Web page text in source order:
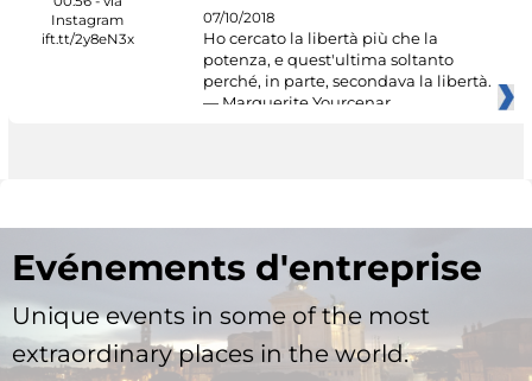
07/10/2018
Ho cercato la libertà più che la
potenza, e quest'ultima soltanto
perché, in parte, secondava la libertà.
— Marguerite Yourcenar
Evénements d'entreprise
Unique events in some of the most
extraordinary places in the world.